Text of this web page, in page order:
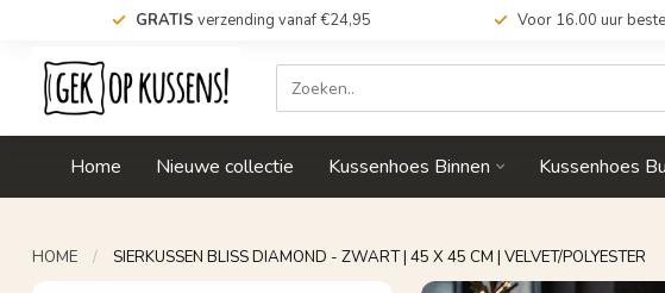
GRATIS verzending vanaf €24,95 Voor 16.00 uur
Home Nieuwe collectie Kussenhoes Binnen Kussenhoes
HOME / SIERKUSSEN BLISS DIAMOND - ZWART | 45 X 45 CM | VELVET/POLYESTER